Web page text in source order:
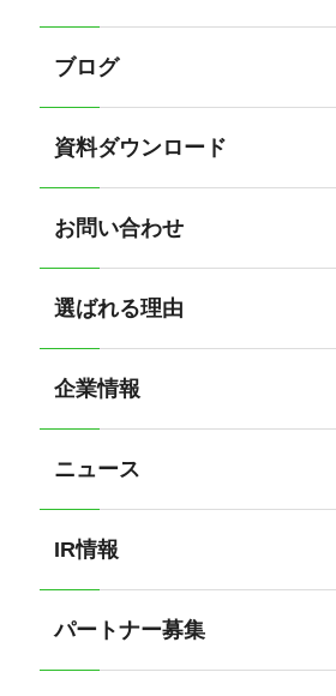
ブログ
資料ダウンロード
お問い合わせ
選ばれる理由
企業情報
ニュース
IR情報
パートナー募集